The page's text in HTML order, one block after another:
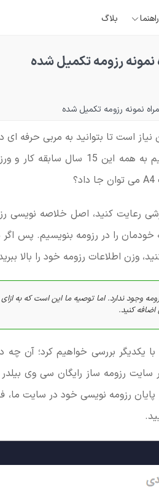
راهنما بلاگ
نمونه رزومه تکمیل شده
نمونه رزومه تکمیل شده
که باشید، حداقل 15 سال زمان نیاز است تا بتوانید به
شوید. اما آیا زمانی که می خواهیم رزومه بنویسیم
رعایت کنید، اصل خلاصه نویسی
را در رزومه بنویسیم. پس اگر
وزن اطلاعات رزومه خود را بالا
کنید.
یکدیگر بررسی خواهیم کرد؛ آن چه
پایان رزومه نویسی خود در سایت ما،